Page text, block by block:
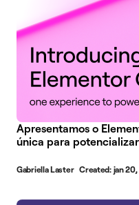
Apresentamos o
única para
Gabriella Laster Created: jan